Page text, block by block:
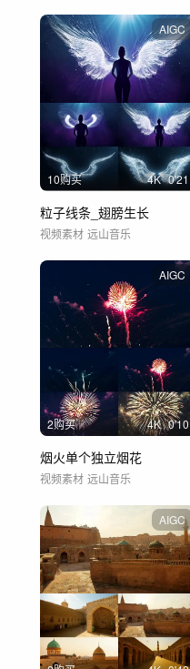
AIGC
10购买 4K 0'21
粒子线条_翅膀生长
视频素材 远山音乐
AIGC
2购买 4K 0'10
烟火单个独立烟花
视频素材 远山音乐
AIGC